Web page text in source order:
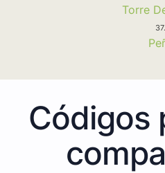
Torre
Códigos